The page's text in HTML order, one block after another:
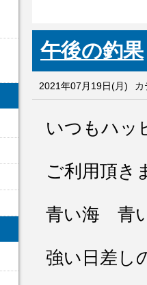
午後の釣果
2021年07月19日(月) カ
いつもハッ
ご利用頂き
青い海 青
強い日差し